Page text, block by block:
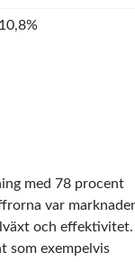
10,8%
med 78 procent
var
och effektivitet.
som exempelvis